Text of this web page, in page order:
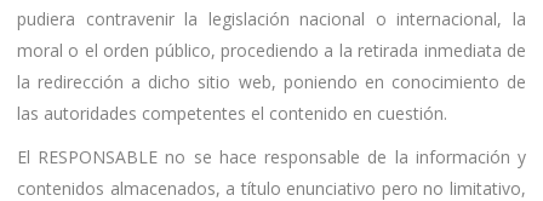
pudiera contravenir la legislación nacional o internacional, la
moral o el orden público, procediendo a la retirada inmediata de
la redirección a dicho sitio web, poniendo en conocimiento de
las autoridades competentes el contenido en cuestión.
El RESPONSABLE no se hace responsable de la información y
contenidos almacenados, a título enunciativo pero no limitativo,